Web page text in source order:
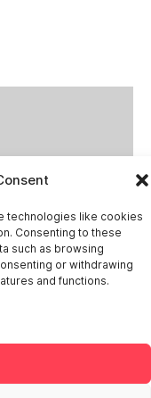
technologies like cookies
Consenting to these
such as browsing
or withdrawing
and functions.